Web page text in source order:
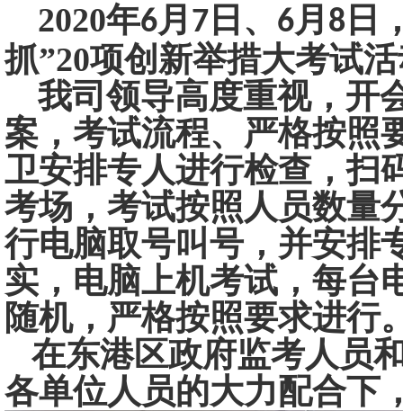
2020年6月 7 日、 6月 8 日
抓”20项创新举措大考试
我司领导高度重视，开
案，考试流程、严格按照
卫安排专人进行检查，扫
考场，考试按照人员数量
行电脑取号叫号，并安排
实，电脑上机考试，每台
随机，严格按照要求进行
在东港区政府监考人员
各单位人员的大力配合下